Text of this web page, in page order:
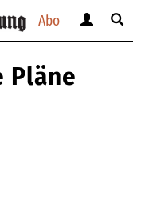
Abo
anzeigen
Suche
Pläne